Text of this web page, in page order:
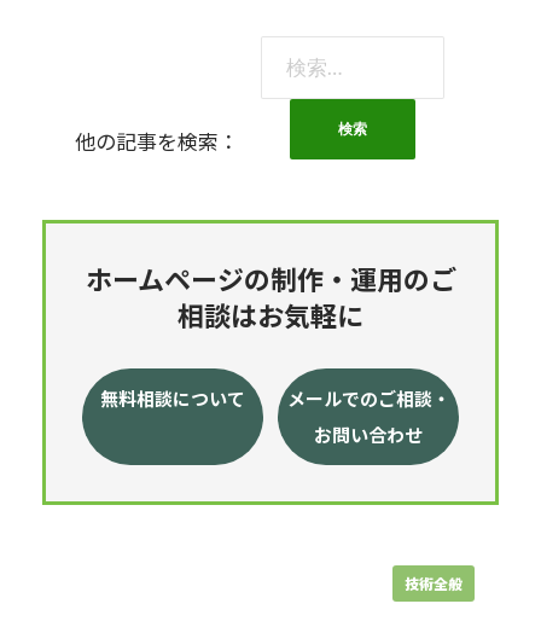
他の記事を検索：
ホームページの制作・運用のご
相談はお気軽に
無料相談について
メールでのご相談・
お問い合わせ
技術全般